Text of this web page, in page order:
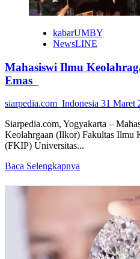
kabarUMBY
NewsLINE
Mahasiswi Ilmu
Emas
siarpedia.com_Indonesia 31 Maret
Siarpedia.com, Yogyakarta –
Keolahrgaan (Ilkor) Fakultas Ilmu
(FKIP) Universitas...
Baca Selengkapnya
about
Keolahragaan
UMBY
Raih
Medali